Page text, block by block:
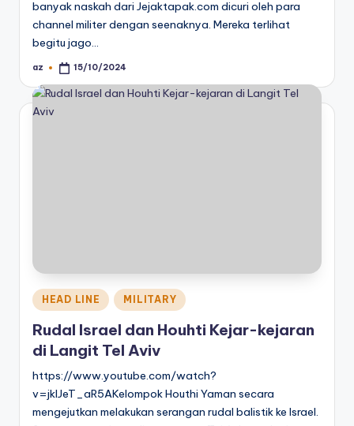
banyak naskah dari Jejaktapak.com dicuri oleh para
channel militer dengan seenaknya. Mereka terlihat
begitu jago…
Posted
az 15/10/2024
Posted
in
HEAD LINE MILITARY
Rudal Israel dan Houhti Kejar-kejaran
di Langit Tel Aviv
https://www.youtube.com/watch?
v=jkIJeT_aR5AKelompok Houthi Yaman secara
mengejutkan melakukan serangan rudal balistik ke Israel.